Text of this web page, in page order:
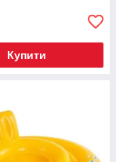
Купити